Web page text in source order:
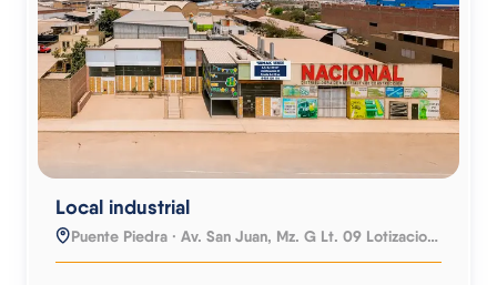
Local industrial
Puente Piedra · Av. San Juan, Mz. G Lt. 09 Lotizacion Las Vegas 1era Etapa